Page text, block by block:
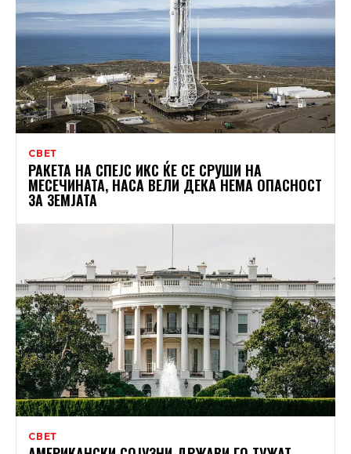
СВЕТ
РАКЕТА НА СПЕЈС ИКС ЌЕ СЕ СРУШИ НА
МЕСЕЧИНАТА, НАСА ВЕЛИ ДЕКА НЕМА ОПАСНОСТ
ЗА ЗЕМЈАТА
СВЕТ